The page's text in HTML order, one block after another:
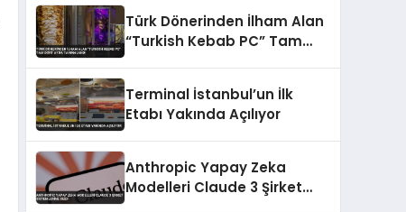
Türk Dönerinden İlham Alan
“Turkish Kebab PC” Tam
Terminal İstanbul’un İlk
Etabı Yakında Açılıyor
Anthropic Yapay Zeka
Modelleri Claude 3 Şirket